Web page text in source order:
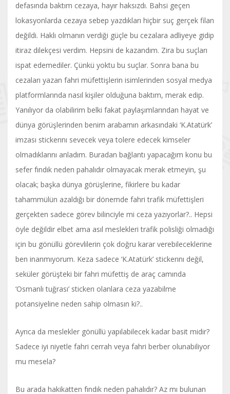
defasında baktım cezaya, hayır haksızdı. Bahsi geçen
lokasyonlarda cezaya sebep yazdıkları hiçbir suç gerçek filan
değildi. Haklı olmanın verdiği güçle bu cezalara adliyeye gidip
itiraz dilekçesi verdim. Hepsini de kazandım. Zira bu suçları
ispat edemediler. Çünkü yoktu bu suçlar. Sonra bana bu
cezaları yazan fahri müfettişlerin isimlerinden sosyal medya
platformlarında nasıl kişiler olduğuna baktım, merak edip.
Yanılıyor da olabilirim belki fakat paylaşımlarından hayat ve
dünya görüşlerinden benim arabamın arkasındaki ‘K.Atatürk’
imzası stickerını sevecek veya tolere edecek kimseler
olmadıklarını anladım. Buradan bağlantı yapacağım konu bu
sefer fındık neden pahalıdır olmayacak merak etmeyin, şu
olacak; başka dünya görüşlerine, fikirlere bu kadar
tahammülün azaldığı bir dönemde fahri trafik müfettişleri
gerçekten sadece görev bilinciyle mi ceza yazıyorlar?.. Hepsi
öyle değildir elbet ama asıl meslekleri trafik polisliği olmadığı
için bu gönüllü görevlilerin çok doğru karar verebileceklerine
ben inanmıyorum. Keza sadece ‘K.Atatürk’ stickerını değil,
seküler görüşteki bir fahri müfettiş de araç camında
‘Osmanlı tuğrası’ stickerı olanlara ceza yazabilme
potansiyeline neden sahip olmasın ki?..
Ayrıca da meslekler gönüllü yapılabilecek kadar basit midir?
Sadece iyi niyetle fahri cerrah veya fahri berber olunabiliyor
mu mesela?
Bu arada hakikatten fındık neden pahalıdır? Az mı bulunan